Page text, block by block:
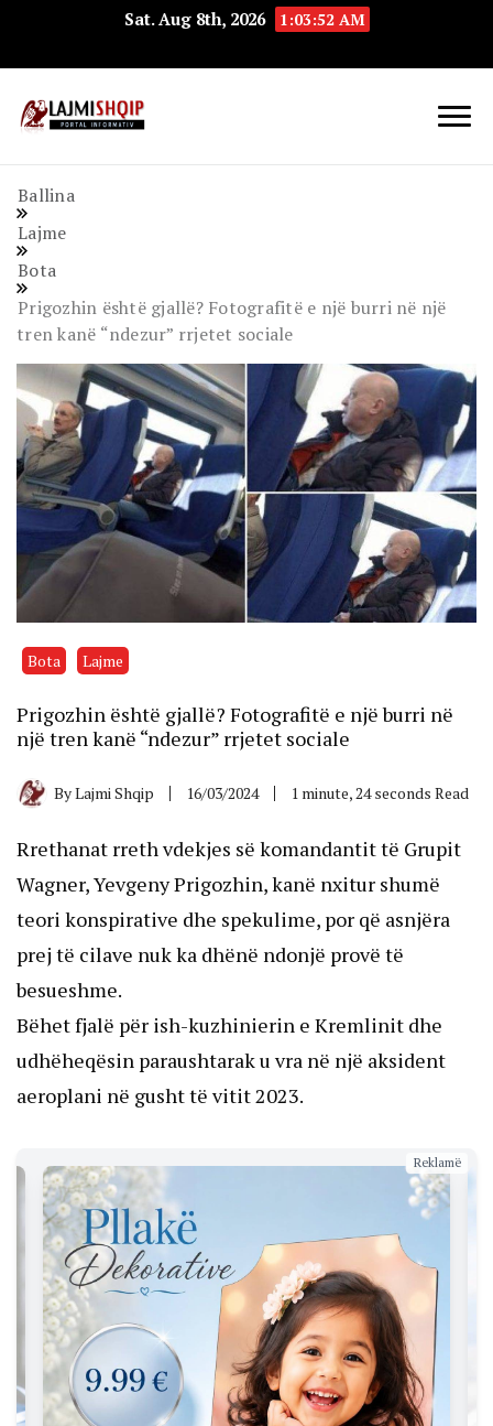
Sat. Aug 8th, 2026 1:03:53 AM
Ballina
Lajme
Bota
Prigozhin është gjallë? Fotografitë e një burri në një
tren kanë “ndezur” rrjetet sociale
Bota Lajme
Prigozhin është gjallë? Fotografitë e një burri në
një tren kanë “ndezur” rrjetet sociale
ByLajmi Shqip 16/03/2024 1 minute, 24 seconds Read
Rrethanat rreth vdekjes së komandantit të Grupit
Wagner, Yevgeny Prigozhin, kanë nxitur shumë
teori konspirative dhe spekulime, por që asnjëra
prej të cilave nuk ka dhënë ndonjë provë të
besueshme.
Bëhet fjalë për ish-kuzhinierin e Kremlinit dhe
udhëheqësin paraushtarak u vra në një aksident
aeroplani në gusht të vitit 2023.
Reklamë